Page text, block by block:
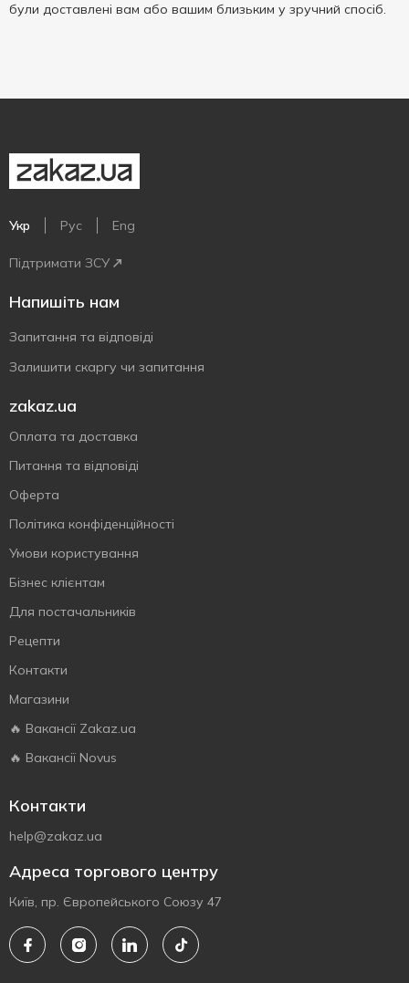
були доставлені вам або вашим близьким у зручний спосіб.
Укр Рус Eng
Підтримати ЗСУ
Напишіть нам
Запитання та відповіді
Залишити скаргу чи запитання
zakaz.ua
Оплата та доставка
Питання та відповіді
Оферта
Політика конфіденційності
Умови користування
Бізнес клієнтам
Для постачальників
Рецепти
Контакти
Магазини
🔥 Вакансії Zakaz.ua
🔥 Вакансії Novus
Контакти
help@zakaz.ua
Адреса торгового центру
Київ, пр. Європейського Союзу 47